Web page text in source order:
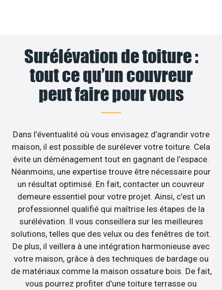
Surélévation de toiture :
tout ce qu’un couvreur
peut faire pour vous
Dans l’éventualité où vous envisagez d’agrandir votre
maison, il est possible de surélever votre toiture. Cela
évite un déménagement tout en gagnant de l’espace.
Néanmoins, une expertise trouve être nécessaire pour
un résultat optimisé. En fait, contacter un couvreur
demeure essentiel pour votre projet. Ainsi, c’est un
professionnel qualifié qui maîtrise les étapes de la
surélévation. Il vous conseillera sur les meilleures
solutions, telles que des velux ou des fenêtres de toit.
De plus, il veillera à une intégration harmonieuse avec
votre maison, grâce à des techniques de bardage ou
de matériaux comme la maison ossature bois. De fait,
vous pourrez profiter d’une toiture terrasse ou